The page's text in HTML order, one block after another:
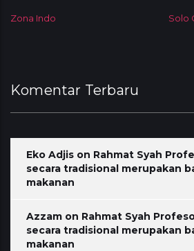
Zona Indo Solo
Komentar Terbaru
Eko Adjis on Rahmat Syah
secara tradisional merupakan
makanan
Azzam on Rahmat Syah
secara tradisional merupakan
makanan